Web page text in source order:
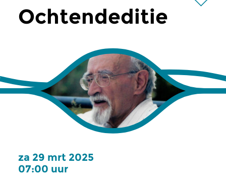
Ochtendeditie
za 29 mrt 2025
07:00 uur